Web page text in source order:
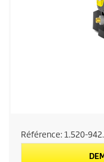
Référence: 1.520-